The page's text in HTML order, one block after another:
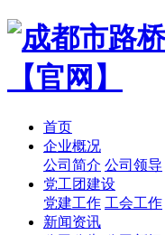
首页
企业概况
公司简介 公司领导
党工团建设
党建工作 工会工作
新闻资讯